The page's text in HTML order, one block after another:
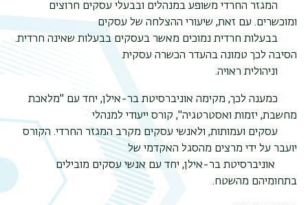
המגזר החרדי משופע במנהלים ובבעלי עסקים חרוצים
ומוכשרים. עם זאת, שיעורי ההצלחה של עסקים
בבעלות חרדית נמוכים מאשר בעסקים בבעלות שאינה חרדית.
הסיבה לכך טמונה בהעדר הכשרה עסקית
וניהולית ראויה.
כמענה לכך, מקימה אוניברסיטת בר-אילן, יחד עם "מלאכת
מחשבת, יזמות ואסטרטגיה", קורס ייעודי למנהלי
עסקים ועמותות, ולאנשי עסקים מקרב המגזר החרדי. הקורס
יועבר על ידי מרצים מהסגל האקדמי של
אוניברסיטת בר-אילן, יחד עם אנשי עסקים מובילים
בתחומיהם מהשטח.